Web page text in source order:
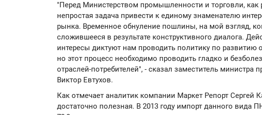
"Перед Министерством промышленности и торговли, как
непростая задача привести к единому знаменателю
рынка. Временное обнуление пошлины, на мой взгляд,
сложившееся в результате конструктивного диалога.
интересы диктуют нам проводить политику по развитию
но этот процесс необходимо проводить гладко и
отраслей-потребителей", - сказал заместитель
Виктор Евтухов.
Как отмечает аналитик компании Маркет Репорт Сергей
достаточно полезная. В 2013 году импорт данного вида